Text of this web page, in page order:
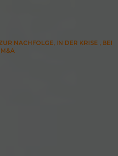
NACHFOLGE, IN DER KRISE , BEI
M&A